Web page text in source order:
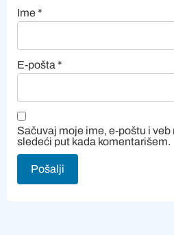
Ime*
E-pošta *
Sačuvaj moje ime, e-poštu i
sledeći put kada komentarišem.